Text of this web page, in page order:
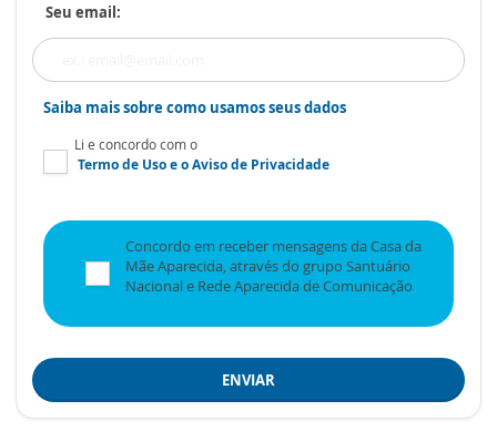
Seu email:
Saiba mais sobre como usamos seus dados
Li e concordo com o
Termo de Usoe oAviso de Privacidade
Concordo em receber mensagens da Casa da
Mãe Aparecida, através do grupo Santuário
Nacional e Rede Aparecida de Comunicação
ENVIAR